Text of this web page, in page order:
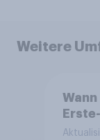
Weitere